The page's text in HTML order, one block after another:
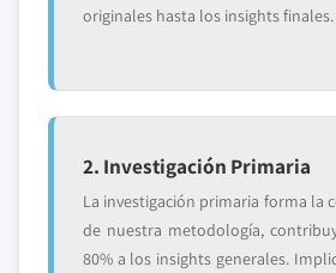
originales hasta los insights finales.
2. Investigación Primaria
La investigación primaria forma la
de nuestra metodología,
80% a los insights generales.